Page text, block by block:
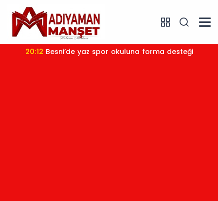
20:12 Besni’de yaz spor okuluna forma desteği